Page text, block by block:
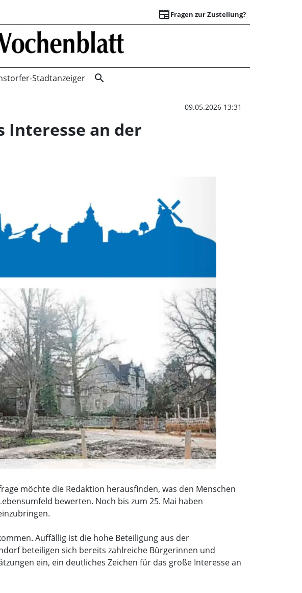
newspaperFragen zur Zustellung?
Heimat-Check -
Stadtanzeiger search
09.05.2026 13:31
Interesse an der
möchte die Redaktion herausfinden, was den Menschen
bewerten. Noch bis zum 25. Mai haben
Auffällig ist die hohe Beteiligung aus der
beteiligen sich bereits zahlreiche Bürgerinnen und
ein, ein deutliches Zeichen für das große Interesse an